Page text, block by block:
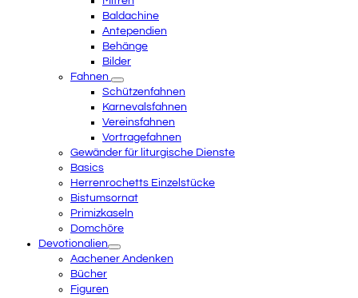
Baldachine
Antependien
Behänge
Bilder
Fahnen
Schützenfahnen
Karnevalsfahnen
Vereinsfahnen
Vortragefahnen
Gewänder für liturgische Dienste
Basics
Herrenrochetts Einzelstücke
Bistumsornat
Primizkaseln
Domchöre
Devotionalien
Aachener Andenken
Bücher
Figuren